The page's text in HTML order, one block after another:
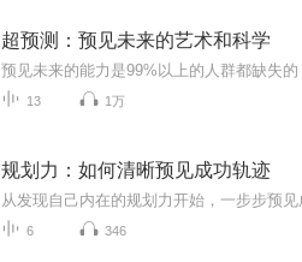
超预测：预见未来的艺术和科学
13 1万
规划力：如何清晰预见成功轨迹
6 346